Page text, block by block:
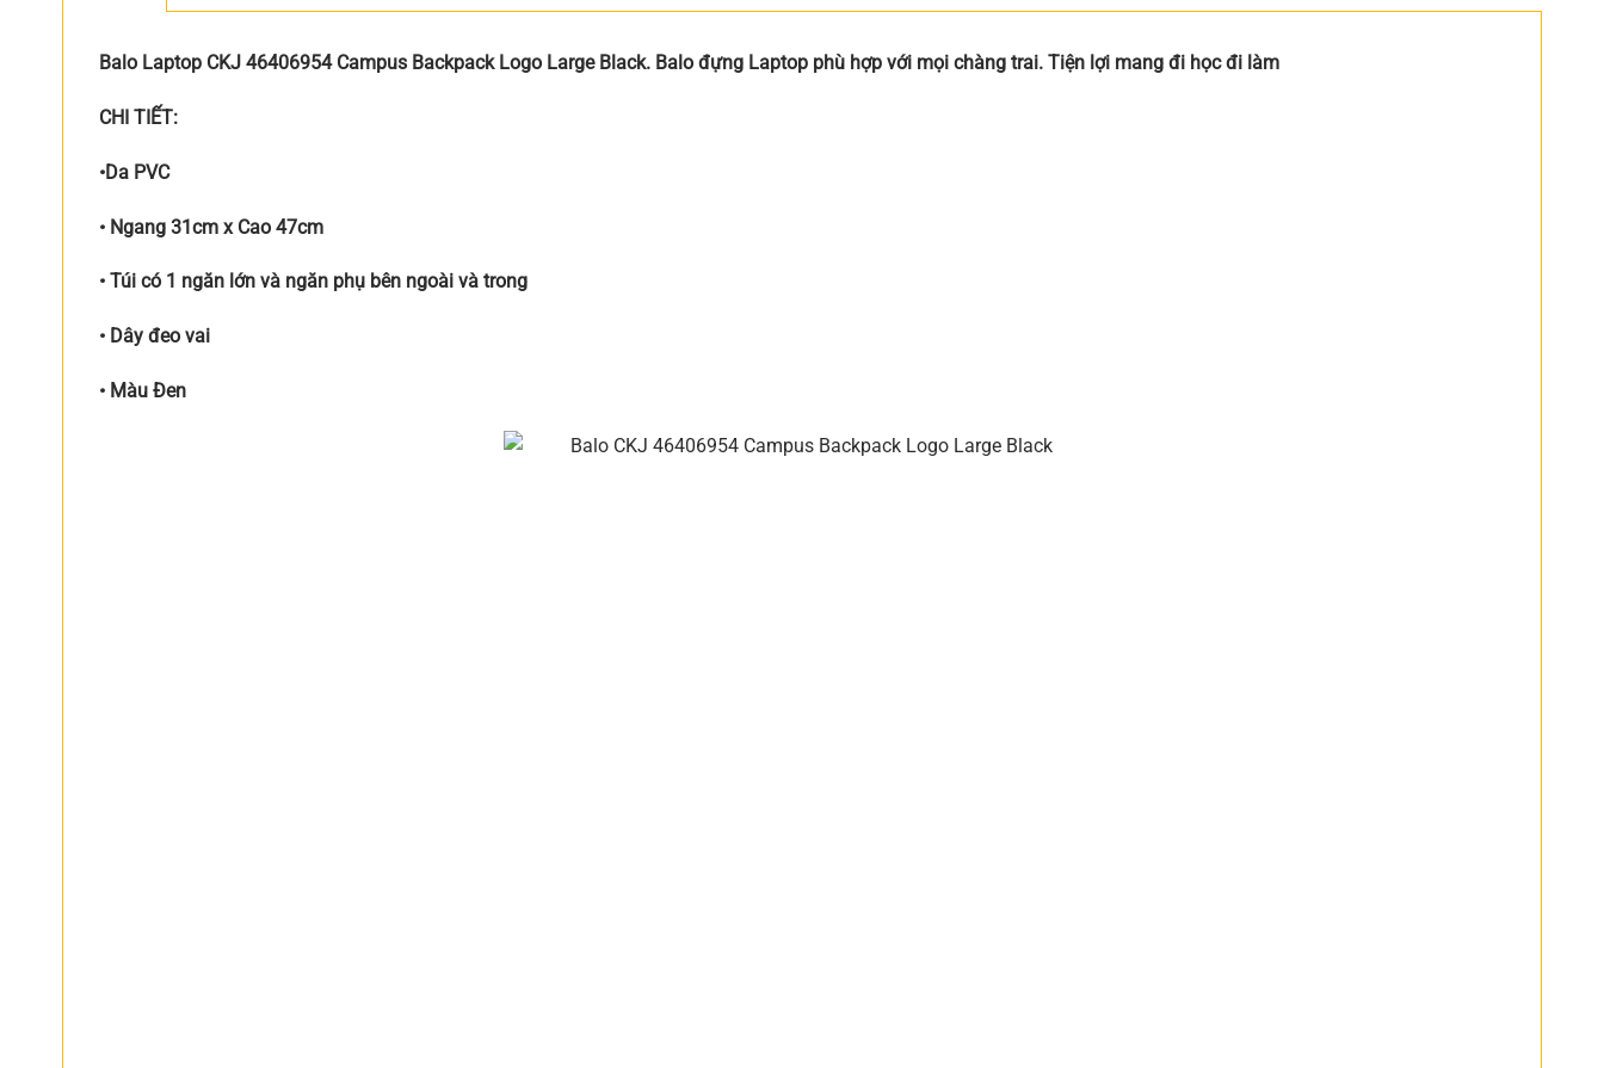
Balo Laptop CKJ 46406954 Campus Backpack Logo Large Black. Balo đựng Laptop phù hợp với mọi chàng trai. Tiện lợi mang đi học đi làm
CHI TIẾT:
•Da PVC
• Ngang 31cm x Cao 47cm
• Túi có 1 ngăn lớn và ngăn phụ bên ngoài và trong
• Dây đeo vai
• Màu Đen